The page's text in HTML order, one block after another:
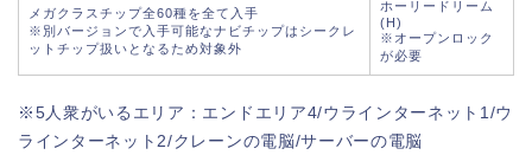
メガクラスチップ全60種を全て入手
※別バージョンで入手可能なナビチップはシークレ
ットチップ扱いとなるため対象外
ホーリードリーム
(H)
※オープンロック
が必要
※5人衆がいるエリア：エンドエリア4/ウラインターネット1/ウ
ラインターネット2/クレーンの電脳/サーバーの電脳